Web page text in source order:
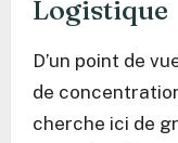
Logistique
D’un point de
de
cherche ici de